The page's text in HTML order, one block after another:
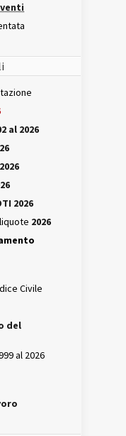
al 2026
2026
2026
Civile
del
al 2026